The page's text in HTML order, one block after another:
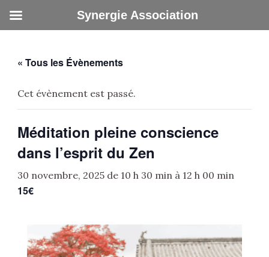
au
« Tous les Évènements
Cet évènement est passé.
Méditation pleine conscience
dans l’esprit du Zen
30 novembre, 2025 de 10 h 30 minà 12 h 00 min
15€
Synergie Association